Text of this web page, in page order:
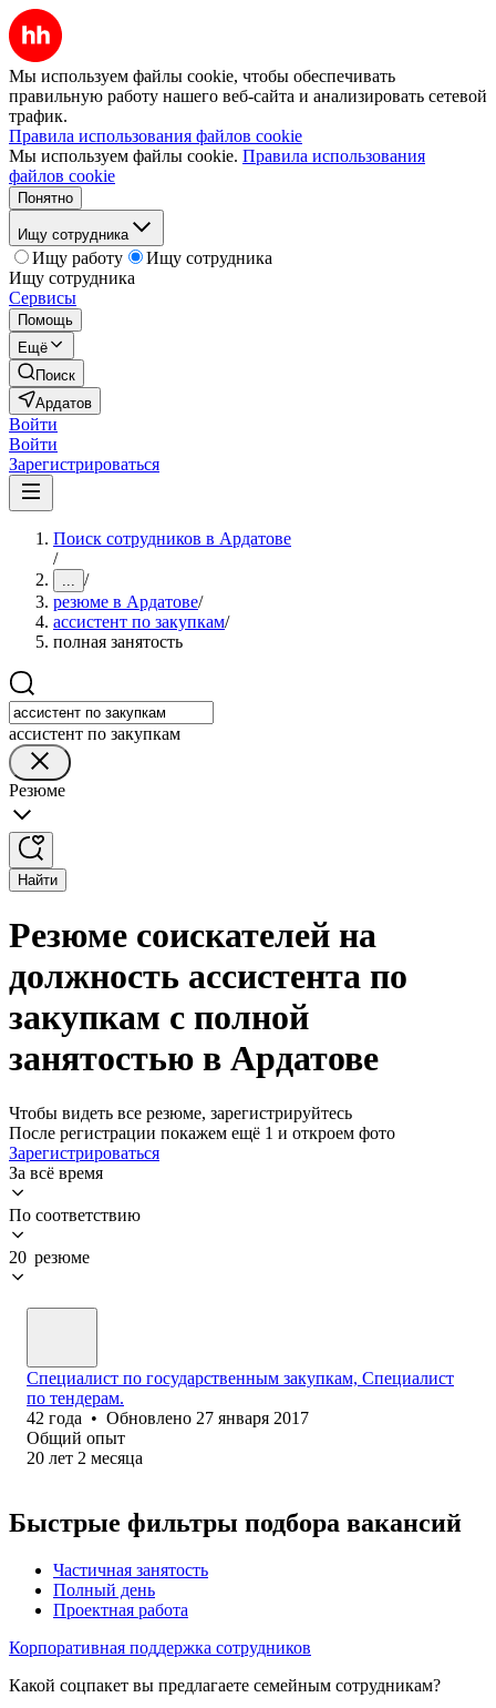
Мы используем файлы cookie, чтобы обеспечивать
правильную работу нашего веб-сайта и анализировать сетевой
трафик.
Правила использования файлов cookie
Мы используем файлы cookie. Правила использования
файлов cookie
Понятно
Ищу сотрудника
Ищу работу
Ищу сотрудника
Ищу сотрудника
Сервисы
Помощь
Ещё
Поиск
Ардатов
Войти
Войти
Зарегистрироваться
Поиск сотрудников в Ардатове
/
... /
резюме в Ардатове/
ассистент по закупкам/
полная занятость
ассистент по закупкам
Резюме
Найти
Резюме соискателей на
должность ассистента по
закупкам с полной
занятостью в Ардатове
Чтобы видеть все резюме, зарегистрируйтесь
После регистрации покажем ещё 1 и откроем фото
Зарегистрироваться
За всё время
По соответствию
20 резюме
Специалист по государственным закупкам, Специалист
по тендерам.
42 года • Обновлено 27 января 2017
Общий опыт
20 лет 2 месяца
Быстрые фильтры подбора вакансий
Частичная занятость
Полный день
Проектная работа
Корпоративная поддержка сотрудников
Какой соцпакет вы предлагаете семейным сотрудникам?